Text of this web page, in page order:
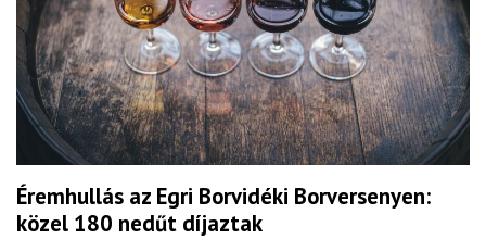
Éremhullás az Egri Borvidéki Borversenyen:
közel 180 nedűt díjaztak